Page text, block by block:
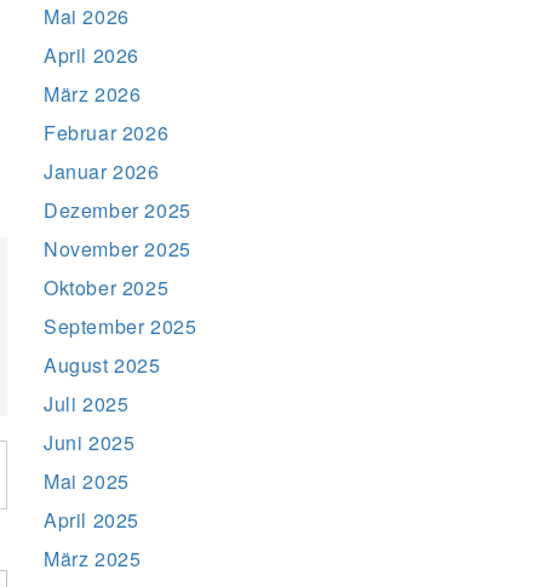
Mai 2026
April 2026
März 2026
Februar 2026
Januar 2026
Dezember 2025
November 2025
Oktober 2025
September 2025
August 2025
Juli 2025
Juni 2025
Mai 2025
April 2025
März 2025